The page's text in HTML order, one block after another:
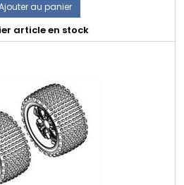
au panier
article en stock